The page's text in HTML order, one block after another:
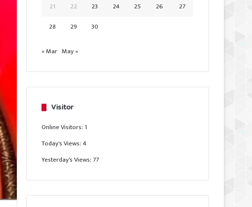
21 22 23 24 25 26
27
28
29 30
« Mar May »
Visitor
Online Visitors: 1
Today's Views:4
Yesterday's Views: 77